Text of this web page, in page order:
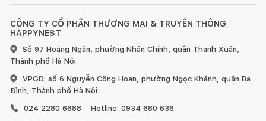
CÔNG TY CỔ PHẦN THƯƠNG MẠI & TRUYỀN THÔNG
HAPPYNEST
Số 97 Hoàng Ngân, phường Nhân Chính, quận Thanh Xuân,
Thành phố Hà Nội
VPGD: số 6 Nguyễn Công Hoan, phường Ngọc Khánh, quận Ba
Đình, Thành phố Hà Nội
024 2280 6688
Hotline: 0934 680 636